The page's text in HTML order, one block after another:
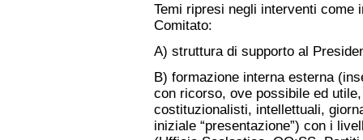
Temi ripresi negli interventi come
Comitato:
A) struttura di supporto al
B) formazione interna esterna
con ricorso, ove possibile ed
costituzionalisti, intellettuali,
iniziale “presentazione”) con i